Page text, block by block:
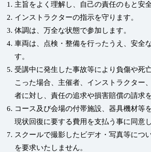
主旨をよく理解し、自己の責任のもと安
インストラクターの指示を守ります。
体調は、万全な状態で参加します。
車両は、点検・整備を行ったうえ、安全
す。
受講中に発生した事故等により負傷や死
こった場合、主催者、インストラクター
者に対し、責任の追求や損害賠償の請求
コース及び会場の付帯施設、器具機材等
現状回復に要する費用を支払う事に同意し
スクールで撮影したビデオ・写真等につ
を要求いたしません。